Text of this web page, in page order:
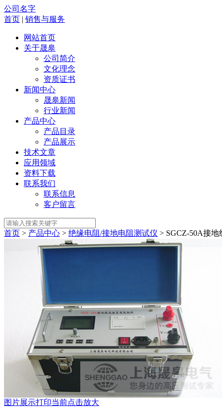
公司名字
首页 | 销售与服务
网站首页
关于晟皋
公司简介
文化理念
资质证书
新闻中心
晟皋新闻
行业新闻
产品中心
产品目录
产品展示
技术文章
应用领域
资料下载
联系我们
联系信息
客户留言
首页 > 产品中心 > 绝缘电阻/接地电阻测试仪 > SGCZ-50A接
图片展示打印当前点击放大